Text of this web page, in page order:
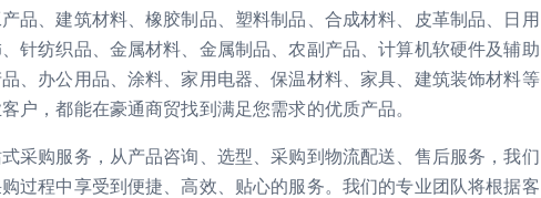
品、建筑材料、橡胶制品、塑料制品、合成材料、皮革制品、日用
针纺织品、金属材料、金属制品、农副产品、计算机软硬件及辅助
、办公用品、涂料、家用电器、保温材料、家具、建筑装饰材料等
户，都能在豪通商贸找到满足您需求的优质产品。
采购服务，从产品咨询、选型、采购到物流配送、售后服务，我们
过程中享受到便捷、高效、贴心的服务。我们的专业团队将根据客